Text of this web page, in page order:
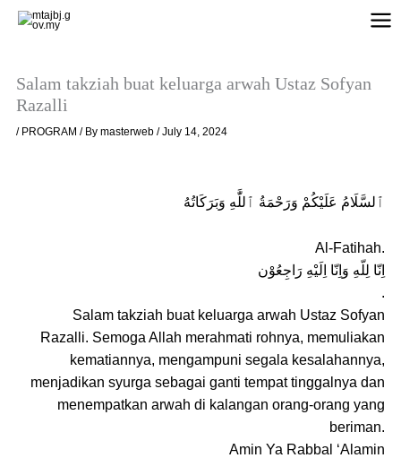
Salam takziah buat keluarga arwah Ustaz Sofyan
Razalli
/ PROGRAM / Bymasterweb/July 14, 2024
ٱلسَّلَامُ عَلَيْكُمْ وَرَحْمَةُ ٱللَّٰهِ وَبَرَكَاتُهُ
Al-Fatihah.
اِنّا لِلّهِ وَاِنّا اِلَيْهِ رَاجِعُوْن
.
Salam takziah buat keluarga arwah Ustaz Sofyan
Razalli. Semoga Allah merahmati rohnya, memuliakan
kematiannya, mengampuni segala kesalahannya,
menjadikan syurga sebagai ganti tempat tinggalnya dan
menempatkan arwah di kalangan orang-orang yang
beriman.
Amin Ya Rabbal ‘Alamin